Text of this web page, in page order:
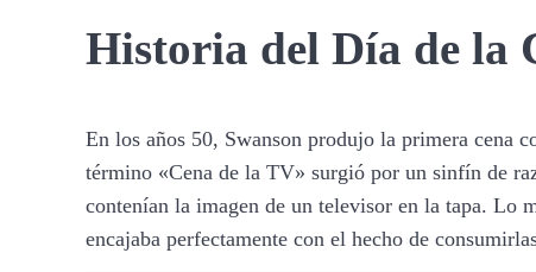
Historia del Día de la
En los años 50, Swanson produjo la primera cena
término «Cena de la TV» surgió por un sinfín de
contenían la imagen de un televisor en la tapa. Lo
encajaba perfectamente con el hecho de